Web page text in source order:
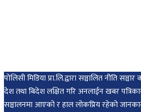
पोलिसी मिडिया प्रा.लि.द्वारा सञ्चालित नीति
देश तथा बिदेश लक्षित गरि अनलाईन खबर
सञ्चालनमा आएको र हाल लोकप्रिय रहेको